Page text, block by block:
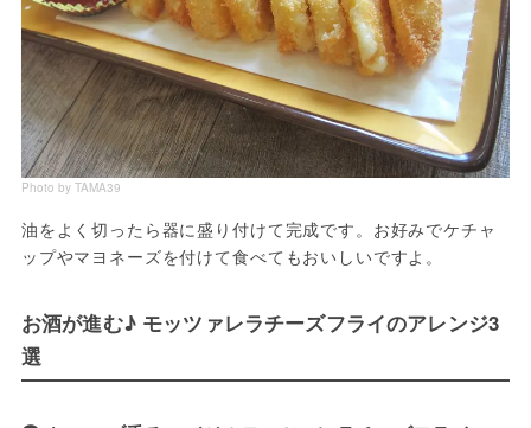
Photo by TAMA39
油をよく切ったら器に盛り付けて完成です。お好みでケチャ
ップやマヨネーズを付けて食べてもおいしいですよ。
お酒が進む♪ モッツァレラチーズフライのアレンジ3
選